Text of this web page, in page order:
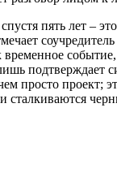
пять лет –
временное
подтверждает
просто проект;
сталкиваются